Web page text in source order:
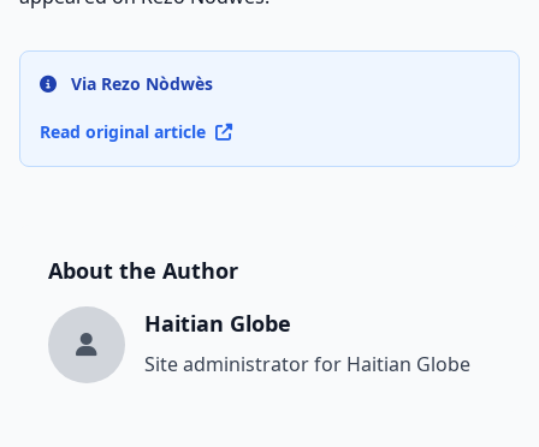
Via Rezo Nòdwès
Read original article
About the Author
Haitian Globe
Site administrator for Haitian Globe